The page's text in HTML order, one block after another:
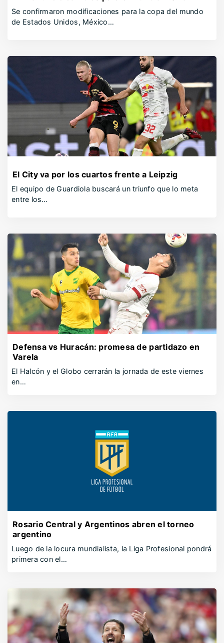
Se confirmaron modificaciones para la copa del mundo
de Estados Unidos, México…
El City va por los cuartos frente a Leipzig
El equipo de Guardiola buscará un triunfo que lo meta
entre los…
Defensa vs Huracán: promesa de partidazo en
Varela
El Halcón y el Globo cerrarán la jornada de este viernes
en…
Rosario Central y Argentinos abren el torneo
argentino
Luego de la locura mundialista, la Liga Profesional pondrá
primera con el…